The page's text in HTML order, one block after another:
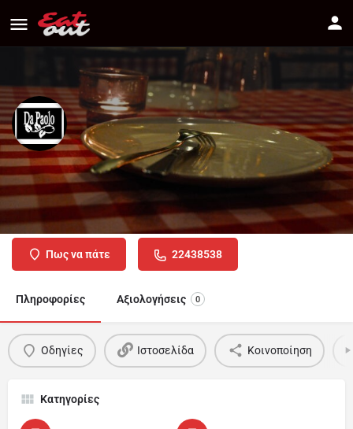
DA PAOLO
Διεύθυνση
Κωνσταντίνου Παλαιολόγου 52, Λευκωσία 1015
Πως να πάτε 22438538
Πληροφορίες Αξιολογήσεις 0
Οδηγίες Ιστοσελίδα Κοινοποίηση
Κατηγορίες